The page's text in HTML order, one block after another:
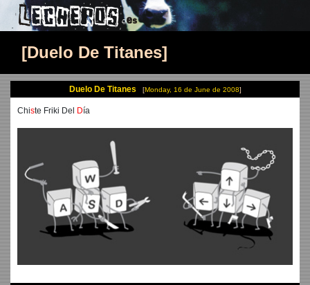
Duelo De Titanes
Duelo De Titanes Monday, 16 de June de 2008
Chiste Friki Del Día